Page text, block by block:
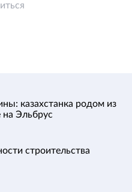
казахстанка родом из
Эльбрус
строительства